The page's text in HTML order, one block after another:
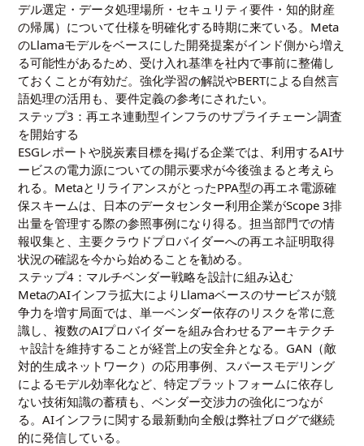
デル選定・データ処理場所・セキュリティ要件・知的財産
の帰属）について仕様を明確化する時期に来ている。Meta
のLlamaモデルをベースにした開発提案がインド側から増え
る可能性があるため、受け入れ基準を社内で事前に整備し
ておくことが有効だ。強化学習の解説やBERTによる自然言
語処理の活用も、要件定義の参考にされたい。
ステップ3：再エネ連動型インフラのサプライチェーン調査
を開始する
ESGレポートや脱炭素目標を掲げる企業では、利用するAIサ
ービスの電力源についての開示要求が今後強まると考えら
れる。MetaとリライアンスがとったPPA型の再エネ電源確
保スキームは、日本のデータセンター利用企業がScope 3排
出量を管理する際の参照事例になり得る。担当部門での情
報収集と、主要クラウドプロバイダーへの再エネ証明取得
状況の確認を今から始めることを勧める。
ステップ4：マルチベンダー戦略を設計に組み込む
MetaのAIインフラ拡大によりLlamaベースのサービスが競
争力を増す局面では、単一ベンダー依存のリスクを常に意
識し、複数のAIプロバイダーを組み合わせるアーキテクチ
ャ設計を維持することが経営上の安全弁となる。 GAN（敵
対的生成ネットワーク）の応用事例
スパースモデリング
によるモデル効率化など、特定プラットフォームに依存し
ない技術知識の蓄積も、ベンダー交渉力の強化につなが
る。AIインフラに関する最新動向全般は弊社ブログで継続
的に発信している。